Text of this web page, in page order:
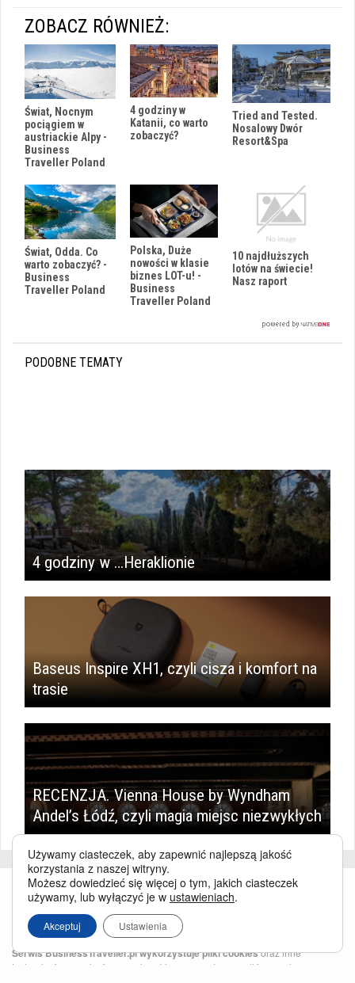
ZOBACZ RÓWNIEŻ:
Świat, Nocnym
pociągiem w
austriackie Alpy -
Business
Traveller Poland
4 godziny w
Katanii, co warto
zobaczyć?
Tried and Tested.
Nosalowy Dwór
Resort&Spa
Świat, Odda. Co
warto zobaczyć? -
Business
Traveller Poland
Polska, Duże
nowości w klasie
biznes LOT-u! -
Business
Traveller Poland
10 najdłuższych
lotów na świecie!
Nasz raport
PODOBNE TEMATY
4 godziny w …Heraklionie
Baseus Inspire XH1, czyli cisza i komfort na
trasie
RECENZJA. Vienna House by Wyndham
Andel’s Łódź, czyli magia miejsc niezwykłych
Serwis BusinessTraveller.pl wykorzystuje pliki cookiesoraz inne
technologie o analogicznym charakterze, przede wszystkim w celu
Używamy ciasteczek, aby zapewnić najlepszą jakość
korzystania z naszej witryny.
Możesz dowiedzieć się więcej o tym, jakich ciasteczek
używamy, lub wyłączyć je w ustawieniach.
Akceptuj Ustawienia